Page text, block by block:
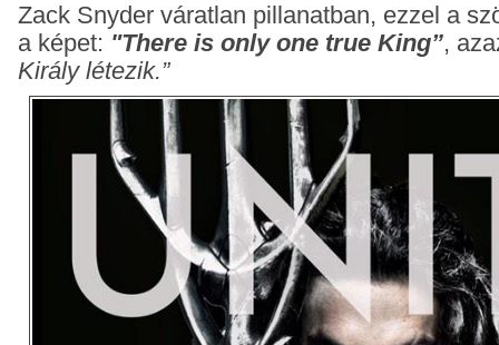
Zack Snyder váratlan pillanatban, ezzel a
a képet: "There is only one true King”,
Király létezik.”